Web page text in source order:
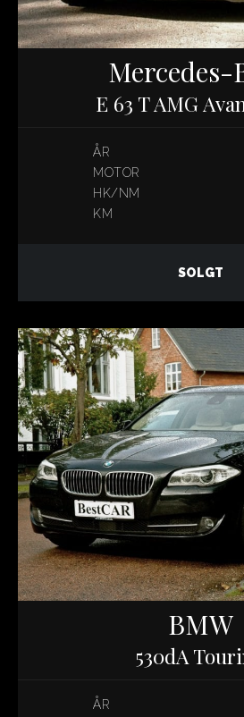
Mercedes-
E 63 T AMG
ÅR
MOTOR
HK/NM
KM
SOLGT
BMW
530dA
ÅR